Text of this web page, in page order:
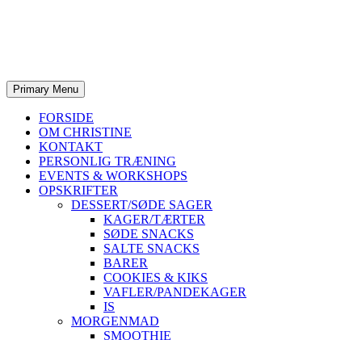
Primary Menu
FORSIDE
OM CHRISTINE
KONTAKT
PERSONLIG TRÆNING
EVENTS & WORKSHOPS
OPSKRIFTER
DESSERT/SØDE SAGER
KAGER/TÆRTER
SØDE SNACKS
SALTE SNACKS
BARER
COOKIES & KIKS
VAFLER/PANDEKAGER
IS
MORGENMAD
SMOOTHIE